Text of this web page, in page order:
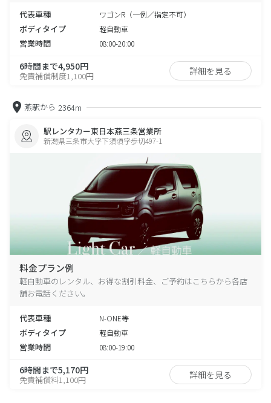
代表車種 ワゴンR（一例／指定不可）
ボディタイプ 軽自動車
営業時間 08:00-20:00
6時間まで4,950円
免責補償制度1,100円 詳細を見る
燕駅から 2364m
駅レンタカー東日本燕三条営業所
新潟県三条市大字下須頃字歩切497-1
料金プラン例
軽自動車のレンタル、お得な割引料金、ご予約はこちらから各店
舗お電話ください。
代表車種 N-ONE等
ボディタイプ 軽自動車
営業時間 08:00-19:00
6時間まで5,170円
免責補償料1,100円 詳細を見る